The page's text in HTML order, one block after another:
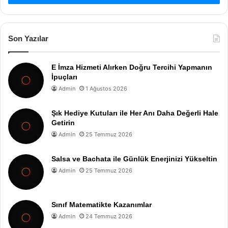
Son Yazılar
E İmza Hizmeti Alırken Doğru Tercihi Yapmanın
İpuçları
Admin 1 Ağustos 2026
Şık Hediye Kutuları ile Her Anı Daha Değerli Hale
Getirin
Admin 25 Temmuz 2026
Salsa ve Bachata ile Günlük Enerjinizi Yükseltin
Admin 25 Temmuz 2026
Sınıf Matematikte Kazanımlar
Admin 24 Temmuz 2026